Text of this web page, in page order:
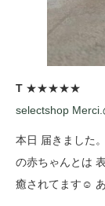
T ★★★★★
selectshop Merci.
本日 届きました
の赤ちゃんとは
癒されてます☺️ あ